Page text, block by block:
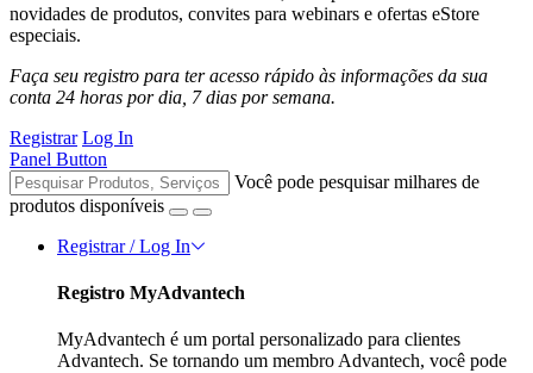
novidades de produtos, convites para webinars e ofertas eStore
especiais.
Faça seu registro para ter acesso rápido às informações da sua
conta 24 horas por dia, 7 dias por semana.
Registrar Log In
Panel Button
Você pode pesquisar milhares de
produtos disponíveis
Registrar / Log In
Registro MyAdvantech
MyAdvantech é um portal personalizado para clientes
Advantech. Se tornando um membro Advantech, você pode